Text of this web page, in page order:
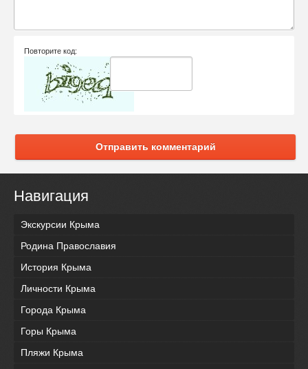
Повторите код:
Отправить комментарий
Навигация
Экскурсии Крыма
Родина Православия
История Крыма
Личности Крыма
Города Крыма
Горы Крыма
Пляжи Крыма